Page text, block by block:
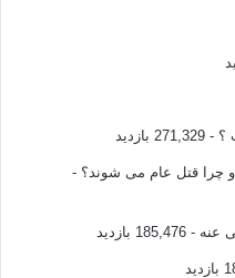
؟ - 271,329 بازدید
چرا قتل عام می شوند؟ -
عنه - 185,476 بازدید